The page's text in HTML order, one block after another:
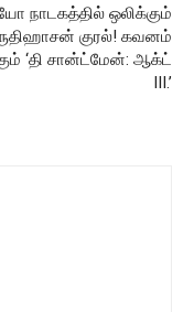
நாடகத்தில் ஒலிக்கும்
குரல்! கவனம்
‘தி சான்ட்மேன்: ஆக்ட்
III.’